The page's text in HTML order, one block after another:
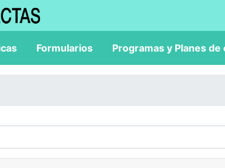
Formularios Programas y Planes de